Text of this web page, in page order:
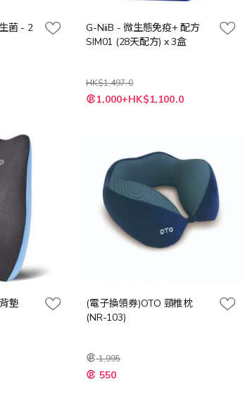
菌 - 2
G-NiiB - 微生態免疫+ 配方
SIM01 (28天配方) x 3盒
HK$1,497.0
特
殊 1,000+HK$1,100.0
墊
(電子換領券)OTO 頸椎枕
(NR-103)
1,995
特
殊 550